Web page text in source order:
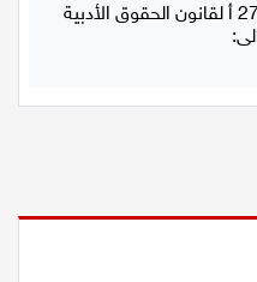
استعمال المضامين بموجب بند 27 أ لقانون الحقوق الأدبية